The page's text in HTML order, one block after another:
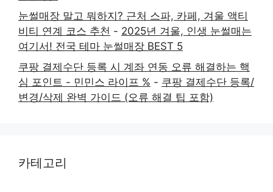
눈썰매장 말고 뭐하지? 근처 스파, 카페, 겨울 액티
비티 연계 코스 추천 - 2025년 겨울, 인생 눈썰매는
여기서! 전국 테마 눈썰매장 BEST 5
쿠팡 결제수단 등록 시 계좌 연동 오류 해결하는 핵
심 포인트 - 민민스 라이프 % - 쿠팡 결제수단 등록/
변경/삭제 완벽 가이드 (오류 해결 팁 포함)
카테고리